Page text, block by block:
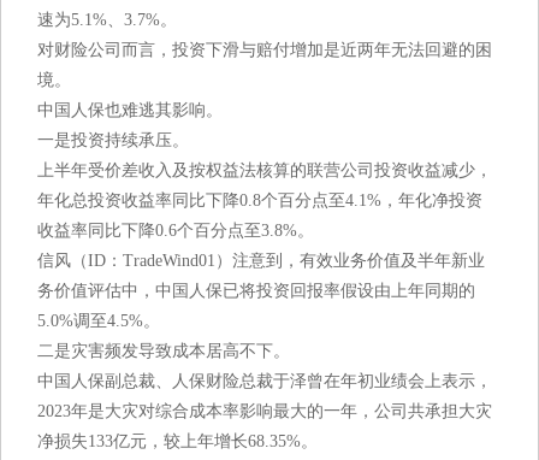
速为5.1%、3.7%。
对财险公司而言，投资下滑与赔付增加是近两年无法回避的困
境。
中国人保也难逃其影响。
一是投资持续承压。
上半年受价差收入及按权益法核算的联营公司投资收益减少，
年化总投资收益率同比下降0.8个百分点至4.1%，年化净投资
收益率同比下降0.6个百分点至3.8%。
信风（ID：TradeWind01）注意到，有效业务价值及半年新业
务价值评估中，中国人保已将投资回报率假设由上年同期的
5.0%调至4.5%。
二是灾害频发导致成本居高不下。
中国人保副总裁、人保财险总裁于泽曾在年初业绩会上表示，
2023年是大灾对综合成本率影响最大的一年，公司共承担大灾
净损失133亿元，较上年增长68.35%。